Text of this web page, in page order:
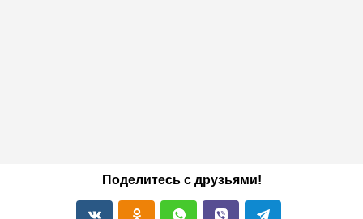
Поделитесь с друзьями!